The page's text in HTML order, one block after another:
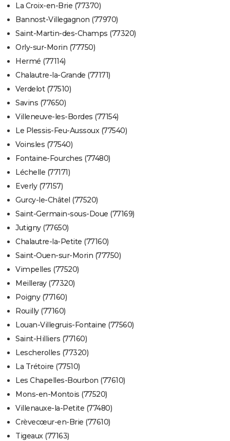
La Croix-en-Brie (77370)
Bannost-Villegagnon (77970)
Saint-Martin-des-Champs (77320)
Orly-sur-Morin (77750)
Hermé (77114)
Chalautre-la-Grande (77171)
Verdelot (77510)
Savins (77650)
Villeneuve-les-Bordes (77154)
Le Plessis-Feu-Aussoux (77540)
Voinsles (77540)
Fontaine-Fourches (77480)
Léchelle (77171)
Everly (77157)
Gurcy-le-Châtel (77520)
Saint-Germain-sous-Doue (77169)
Jutigny (77650)
Chalautre-la-Petite (77160)
Saint-Ouen-sur-Morin (77750)
Vimpelles (77520)
Meilleray (77320)
Poigny (77160)
Rouilly (77160)
Louan-Villegruis-Fontaine (77560)
Saint-Hilliers (77160)
Lescherolles (77320)
La Trétoire (77510)
Les Chapelles-Bourbon (77610)
Mons-en-Montois (77520)
Villenauxe-la-Petite (77480)
Crèvecœur-en-Brie (77610)
Tigeaux (77163)